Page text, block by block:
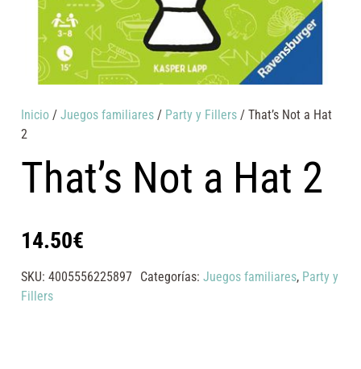
Inicio /Juegos familiares / Party y Fillers / That’s Not a Hat
2
That’s Not a Hat 2
14.50€
SKU:4005556225897 Categorías: Juegos familiares, Party y
Fillers